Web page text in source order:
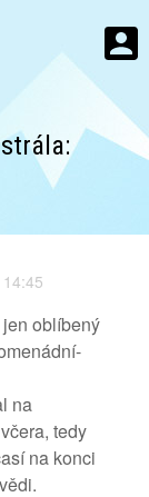
oblíbený
na
tedy
na konci